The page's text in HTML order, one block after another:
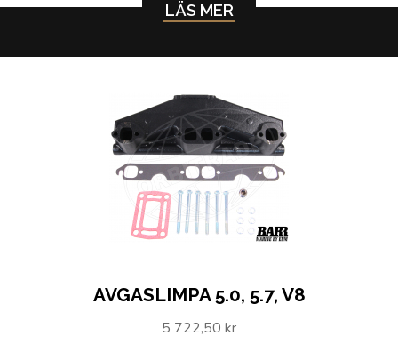
LÄS MER
AVGASLIMPA 5.0, 5.7, V8
5 722,50 kr